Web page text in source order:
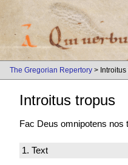
The Gregorian Repertory >
Introitus tropus
Fac Deus omnipotens nos
1. Text